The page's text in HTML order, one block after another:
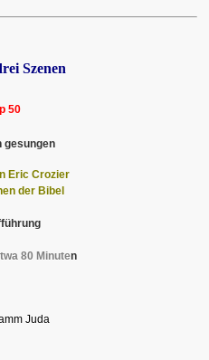
Szenen
50
gesungen
Eric Crozier
der Bibel
80 Minuten
Juda